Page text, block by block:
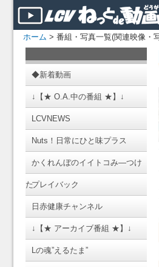
ホーム > 番組・写真一覧(関連映像・
◆新着動画
↓【★ O.A.中の番組 ★】↓
LCVNEWS
Nuts！日常にひと味プラス
かくれんぼのイイトコみ―つけ
たプレイバック
日赤健康チャンネル
↓【★ アーカイブ番組 ★】↓
Lの魂”えるたま”